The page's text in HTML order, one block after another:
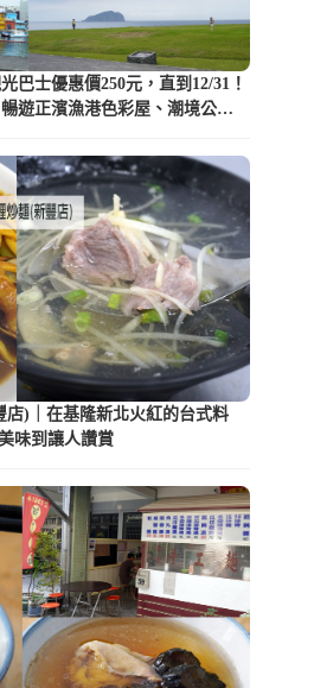
巴士優惠價250元，直到12/31！
遊正濱漁港色彩屋、潮境公園
)｜在基隆新北火紅的台式料
味到讓人讚賞